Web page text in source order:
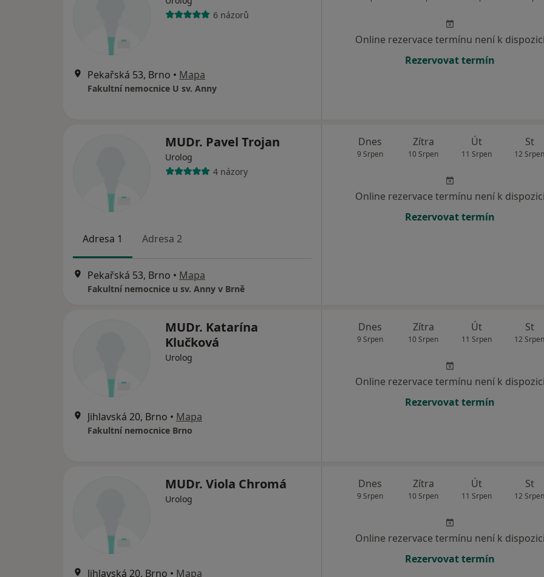
6 názorů
Pekařská 53, Brno • Mapa
Fakultní nemocnice U sv. Anny
Online rezervace termínu není k dispozici
Rezervovat termín
MUDr. Pavel Trojan
Urolog
4 názory
Adresa 1 Adresa 2
Pekařská 53, Brno • Mapa
Fakultní nemocnice u sv. Anny v Brně
Dnes
9 Srpen
Zítra
10 Srpen
Út
11 Srpen
St
12 Srpen
Online rezervace termínu není k dispozici
Rezervovat termín
MUDr. Katarína
Klučková
Urolog
Jihlavská 20, Brno • Mapa
Fakultní nemocnice Brno
Dnes
9 Srpen
Zítra
10 Srpen
Út
11 Srpen
St
12 Srpen
Online rezervace termínu není k dispozici
Rezervovat termín
MUDr. Viola Chromá
Urolog
Jihlavská 20, Brno • Mapa
Dnes
9 Srpen
Zítra
10 Srpen
Út
11 Srpen
St
12 Srpen
Online rezervace termínu není k dispozici
Rezervovat termín